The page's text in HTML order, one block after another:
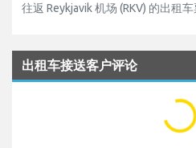
往返 Reykjavik 机场 (RKV) 的出租
出租车接送客户评论